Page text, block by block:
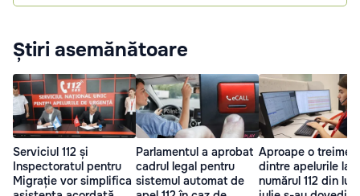
Știri asemănătoare
Serviciul 112 și
Inspectoratul pentru
Migrație vor simplifica
Parlamentul a aprobat
cadrul legal pentru
sistemul automat de
Aproape o treime
dintre apelurile la
numărul 112 din